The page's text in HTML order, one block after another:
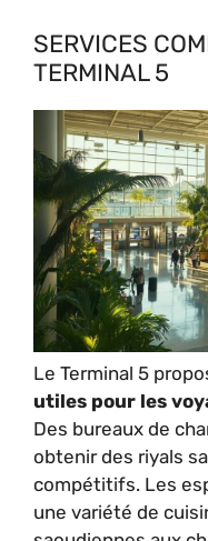
SERVICES
TERMINAL 5
Le Terminal 5
utiles pour les
Des bureaux de
obtenir des riyals
compétitifs. Les
une variété de